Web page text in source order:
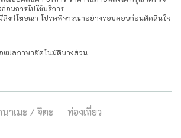
อนการไปใช้บริการ
ลิงก์โฆษณา โปรดพิจารณาอย่างรอบคอบก่อนตัดสินใจ
แปลภาษาอัตโนมัติบางส่วน
นาเมะ / จิตะ ท่องเที่ยว